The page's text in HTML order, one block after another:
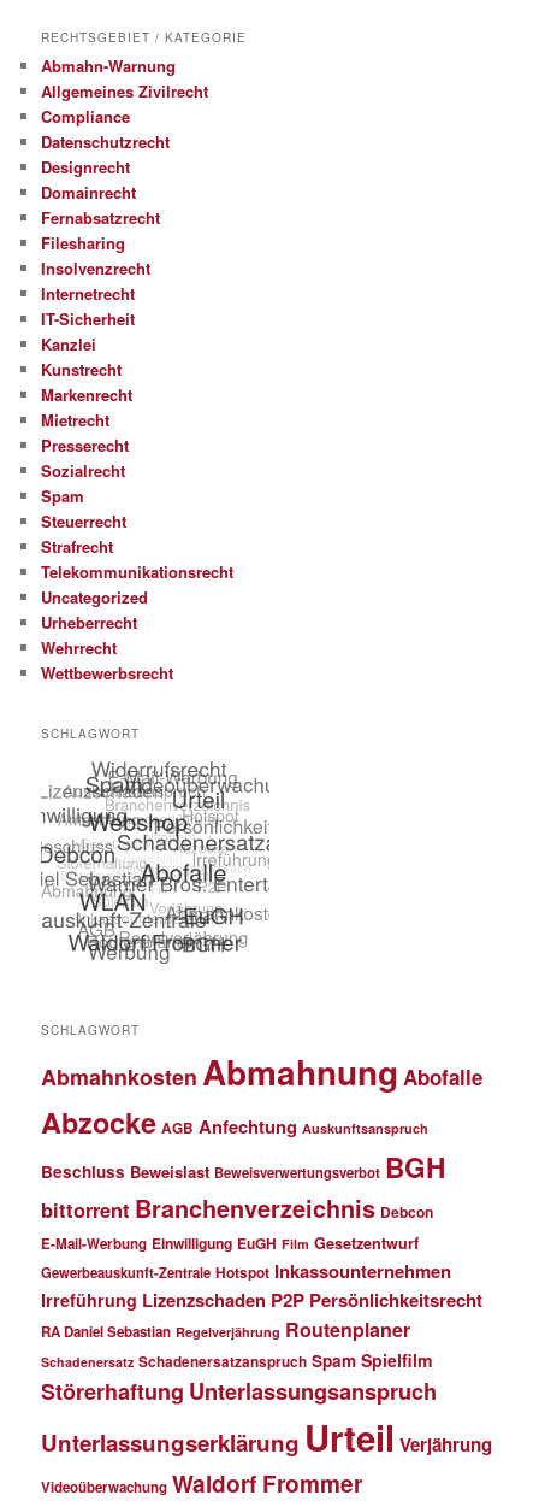
RECHTSGEBIET / KATEGORIE
Abmahn-Warnung
Allgemeines Zivilrecht
Compliance
Datenschutzrecht
Designrecht
Domainrecht
Fernabsatzrecht
Filesharing
Insolvenzrecht
Internetrecht
IT-Sicherheit
Kanzlei
Kunstrecht
Markenrecht
Mietrecht
Presserecht
Sozialrecht
Spam
Steuerrecht
Strafrecht
Telekommunikationsrecht
Uncategorized
Urheberrecht
Wehrrecht
Wettbewerbsrecht
SCHLAGWORT
SCHLAGWORT
Abmahnkosten Abmahnung Abofalle
Abzocke AGB Anfechtung Auskunftsanspruch
Beschluss Beweislast Beweisverwertungsverbot BGH
bittorrent Branchenverzeichnis Debcon
E-Mail-Werbung Einwilligung EuGH Film Gesetzentwurf
Gewerbeauskunft-Zentrale Hotspot Inkassounternehmen
Irreführung Lizenzschaden P2P Persönlichkeitsrecht
RA Daniel Sebastian Regelverjährung Routenplaner
Schadenersatz Schadenersatzanspruch Spam Spielfilm
Störerhaftung Unterlassungsanspruch
Unterlassungserklärung Urteil Verjährung
Videoüberwachung Waldorf Frommer